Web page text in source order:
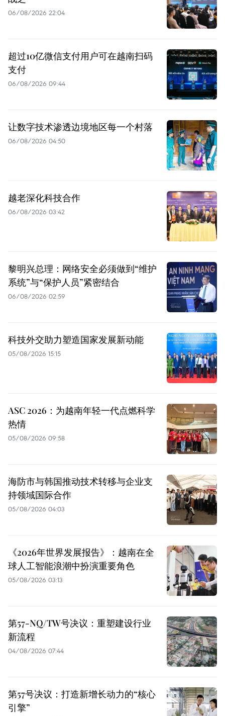
06/08/2026 22:04
超过10亿微信支付用户可在越南扫码
支付
06/08/2026 09:44
让数字技术渗透边境地区每一个村落
06/08/2026 04:50
越老深化科技合作
06/08/2026 03:42
黎明兴总理：网络安全必须做到“维护
系统”与“保护人员”紧密结合
06/08/2026 02:59
科技外交助力塑造国家发展新动能
05/08/2026 15:15
ASC 2026：为越南年轻一代点燃科学
热情
05/08/2026 09:58
海防市与韩国推动技术转移与企业支
持领域国际合作
05/08/2026 04:03
《2026年世界发展报告》：越南在全
球人工智能浪潮中扮演重要角色
05/08/2026 03:13
第57-NQ/TW号决议：重塑建设行业
新流程
04/08/2026 07:44
第57号决议：打造新增长动力的“核心
引擎”